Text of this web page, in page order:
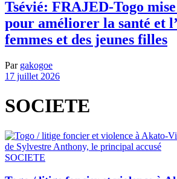
Tsévié: FRAJED-Togo
pour améliorer la santé et
femmes et des jeunes filles
Par gakogoe
17 juillet 2026
SOCIETE
SOCIETE